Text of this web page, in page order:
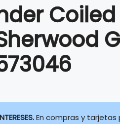
Coiled
En compras y tarjetas